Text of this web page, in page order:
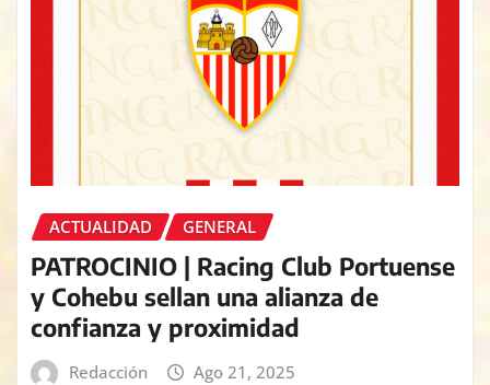
ACTUALIDAD GENERAL
PATROCINIO | Racing Club Portuense
y Cohebu sellan una alianza de
confianza y proximidad
Redacción Ago 21, 2025